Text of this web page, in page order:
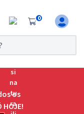
0
os